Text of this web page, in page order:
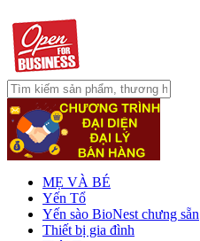
MẸ VÀ BÉ
Yến Tổ
Yến sào BioNest chưng sẵn
Thiết bị gia đình